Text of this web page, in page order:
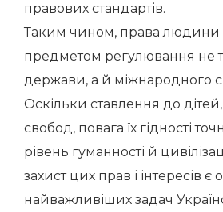
правових стандартів.
Таким чином, права людини
предметом регулювання не
держави, а й міжнародного
Оскільки ставлення до дітей,
свобод, повага їх гідності
рівень гуманності й
захист цих прав і інтересів є
найважливіших задач